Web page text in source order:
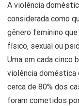
A violência
considerada como
gênero feminino
físico, sexual ou
Uma em cada cinco
violência doméstica
cerca de 80% dos
foram cometidos